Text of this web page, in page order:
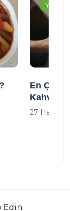
Yaşam
En Çok
Kahveler
27 Haz
Edin